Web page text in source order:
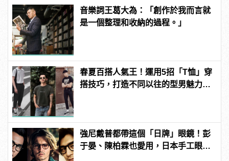
音樂詞王葛大為：「創作於我而言就
是一個整理和收納的過程。」
春夏百搭人氣王！運用5招「T恤」穿
搭技巧，打造不同以往的型男魅力！
強尼戴普都帶這個「日牌」眼鏡！彭
于晏、陳柏霖也愛用，日本手工眼鏡